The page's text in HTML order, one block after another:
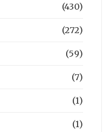
(430)
(272)
(59)
(7)
(1)
(1)